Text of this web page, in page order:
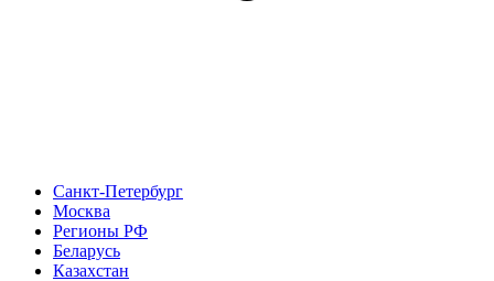
Санкт-Петербург
Москва
Регионы РФ
Беларусь
Казахстан